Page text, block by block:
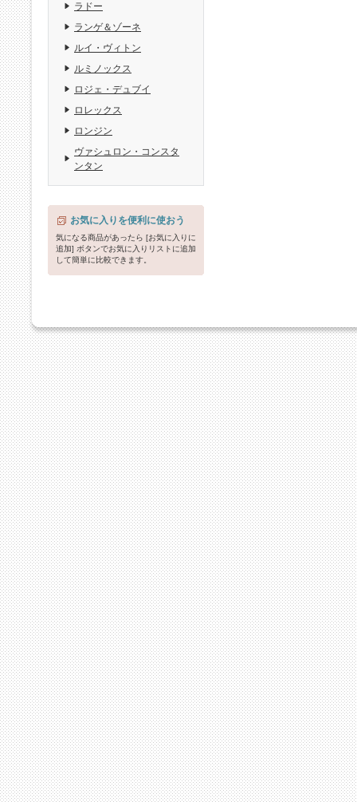
ラドー
ランゲ＆ゾーネ
ルイ・ヴィトン
ルミノックス
ロジェ・デュブイ
ロレックス
ロンジン
ヴァシュロン・コンスタ
ンタン
お気に入りを便利に使おう
気になる商品があったら [お気に入りに
追加] ボタンでお気に入りリストに追加
して簡単に比較できます。